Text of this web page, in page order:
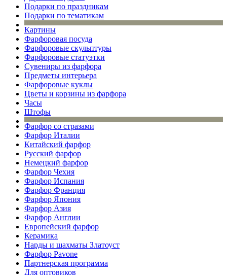
Подарки по праздникам
Подарки по тематикам
Картины
Фарфоровая посуда
Фарфоровые скульптуры
Фарфоровые статуэтки
Сувениры из фарфора
Предметы интерьера
Фарфоровые куклы
Цветы и корзины из фарфора
Часы
Штофы
Фарфор со стразами
Фарфор Италии
Китайский фарфор
Русский фарфор
Немецкий фарфор
Фарфор Чехия
Фарфор Испания
Фарфор Франция
Фарфор Япония
Фарфор Азия
Фарфор Англии
Европейский фарфор
Керамика
Нарды и шахматы Златоуст
Фарфор Pavone
Партнерская программа
Для оптовиков